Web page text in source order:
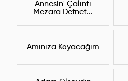
Annesini Çalıntı
Mezara Defnet...
Amınıza Koyacağım